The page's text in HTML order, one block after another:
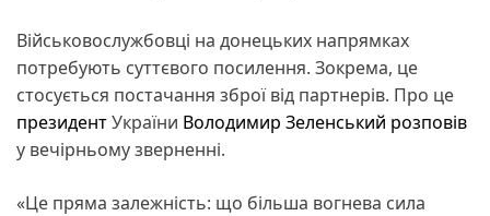
Військовослужбовці на донецьких напрямках
потребують суттєвого посилення. Зокрема, це
стосується постачання зброї від партнерів. Про це
президентУкраїни Володимир Зеленський розповів
у вечірньому зверненні.
«Це пряма залежність: що більша вогнева сила